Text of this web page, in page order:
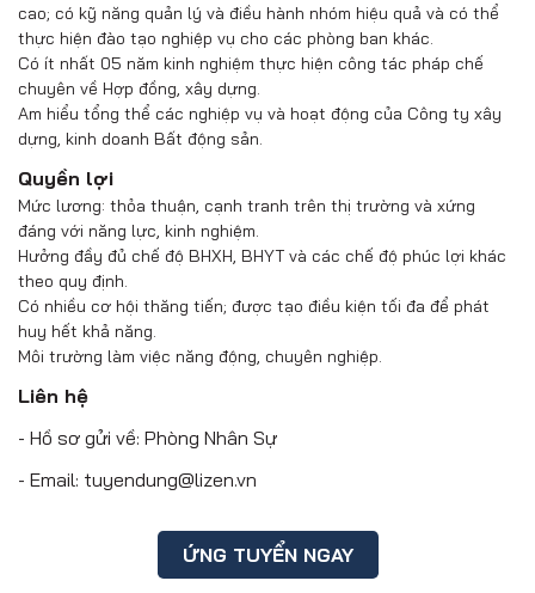
cao; có kỹ năng quản lý và điều hành nhóm hiệu quả và có thể
thực hiện đào tạo nghiệp vụ cho các phòng ban khác.
Có ít nhất 05 năm kinh nghiệm thực hiện công tác pháp chế
chuyên về Hợp đồng, xây dựng.
Am hiểu tổng thể các nghiệp vụ và hoạt động của Công ty xây
dựng, kinh doanh Bất động sản.​
Quyền lợi
Mức lương: thỏa thuận, cạnh tranh trên thị trường và xứng
đáng với năng lực, kinh nghiệm.
Hưởng đầy đủ chế độ BHXH, BHYT và các chế độ phúc lợi khác
theo quy định.
Có nhiều cơ hội thăng tiến; được tạo điều kiện tối đa để phát
huy hết khả năng.
Môi trường làm việc năng động, chuyên nghiệp.
Liên hệ
- Hồ sơ gửi về: Phòng Nhân Sự
- Email: tuyendung@lizen.vn
ỨNG TUYỂN NGAY